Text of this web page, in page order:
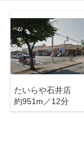
たいらや石井店
約951m／12分